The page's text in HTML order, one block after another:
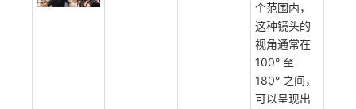
个范围内，
这种镜头的
视角通常在
100° 至
180° 之间，
可以呈现出